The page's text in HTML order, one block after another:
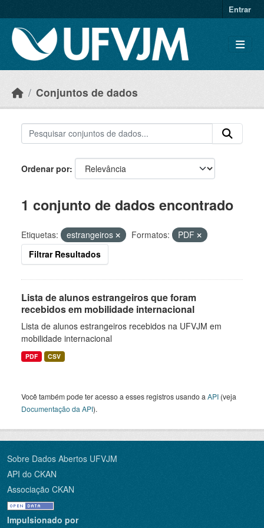
Entrar
Conjuntos de dados
Ordenar por
1 conjunto de dados encontrado
Etiquetas: estrangeiros Formatos:
PDF
Filtrar Resultados
Lista de alunos estrangeiros que foram
recebidos em mobilidade internacional
Lista de alunos estrangeiros recebidos na UFVJM em
mobilidade internacional
PDF CSV
Você também pode ter acesso a esses registros usando a API (veja
Documentação da API).
Sobre Dados Abertos UFVJM
API do CKAN
Associação CKAN
Impulsionado por